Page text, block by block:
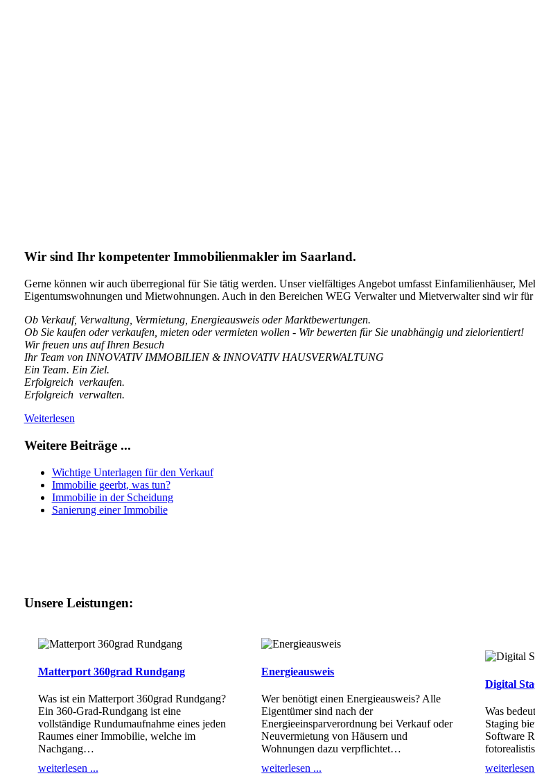
Wir sind Ihr kompetenter Immobilienmakler im Saarland.
Gerne können wir auch überregional für Sie tätig werden. Unser vielfältiges Angebot umfasst Einfamilienhäuser,
Eigentumswohnungen und Mietwohnungen. Auch in den Bereichen WEG Verwalter und Mietverwalter sind wir für
Ob Verkauf, Verwaltung, Vermietung, Energieausweis oder Marktbewertungen.
Ob Sie kaufen oder verkaufen, mieten oder vermieten wollen - Wir bewerten für Sie unabhängig und zielorientiert!
Wir freuen uns auf Ihren Besuch
Ihr Team von INNOVATIV IMMOBILIEN & INNOVATIV HAUSVERWALTUNG
Ein Team. Ein Ziel.
Erfolgreich verkaufen.
Erfolgreich verwalten.
Weiterlesen
Weitere Beiträge ...
Wichtige Unterlagen für den Verkauf
Immobilie geerbt, was tun?
Immobilie in der Scheidung
Sanierung einer Immobilie
Unsere Leistungen:
Matterport 360grad Rundgang
Was ist ein Matterport 360grad Rundgang?
Ein 360-Grad-Rundgang ist eine
vollständige Rundumaufnahme eines jeden
Raumes einer Immobilie, welche im
Nachgang…
weiterlesen ...
Energieausweis
Wer benötigt einen Energieausweis? Alle
Eigentümer sind nach der
Energieeinsparverordnung bei Verkauf oder
Neuvermietung von Häusern und
Wohnungen dazu verpflichtet…
weiterlesen ...
Digital
Was
Staging
Software